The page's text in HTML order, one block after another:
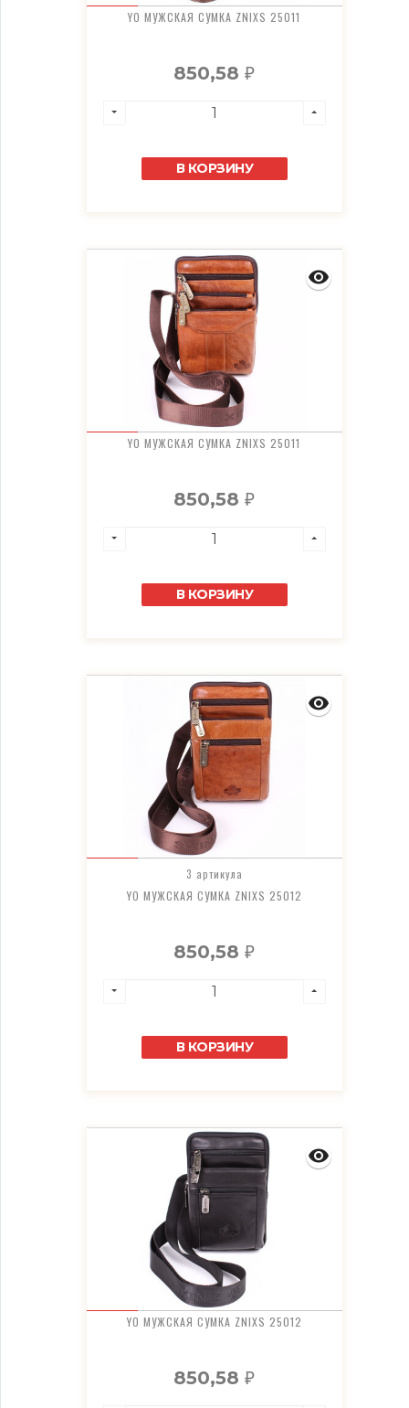
YO МУЖСКАЯ СУМКА ZNIXS 25011
850,58₽
В КОРЗИНУ
YO МУЖСКАЯ СУМКА ZNIXS 25011
850,58₽
В КОРЗИНУ
3 артикула
YO МУЖСКАЯ СУМКА ZNIXS 25012
850,58₽
В КОРЗИНУ
YO МУЖСКАЯ СУМКА ZNIXS 25012
850,58₽